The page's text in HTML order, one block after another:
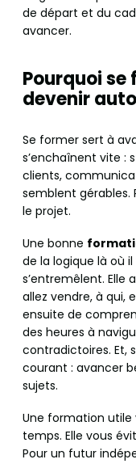
de départ et du
avancer.
Pourquoi
devenir
Se former sert à
s’enchaînent vite :
clients,
semblent gérables.
le projet.
Une bonne
de la logique là où
s’entremêlent. Elle
allez vendre, à qui,
ensuite de
des heures à
contradictoires. Et,
courant : avancer
sujets.
Une formation utile
temps. Elle vous
Pour un futur